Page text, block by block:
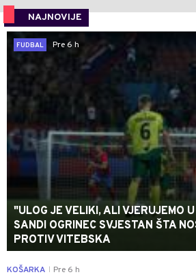
NAJNOVIJE
FUDBAL
Pre 6 h
"ULOG JE VELIKI, ALI VJERUJEMO
SANDI OGRINEC SVJESTAN ŠTA
PROTIV VITEBSKA
KOŠARKA Pre 6 h